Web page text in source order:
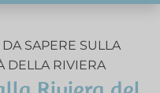
SAPERE SULLA
DELLA RIVIERA